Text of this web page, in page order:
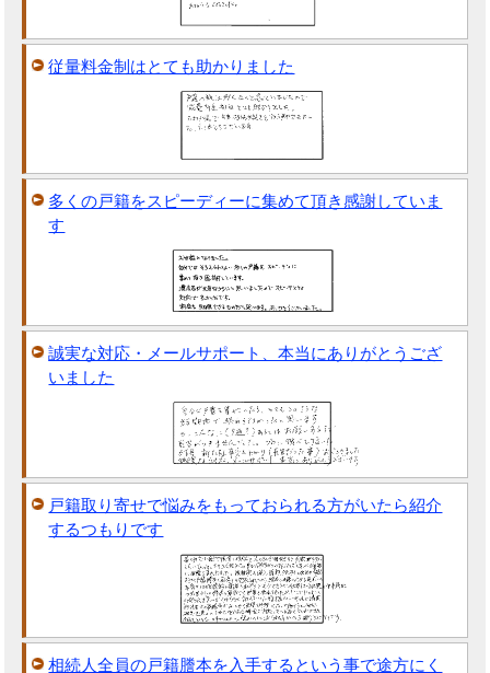
従量料金制はとても助かりました
多くの戸籍をスピーディーに集めて頂き感謝していま
す
誠実な対応・メールサポート、本当にありがとうござ
いました
戸籍取り寄せで悩みをもっておられる方がいたら紹介
するつもりです
相続人全員の戸籍謄本を入手するという事で途方にく